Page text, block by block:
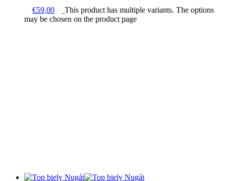
€59,00
This product has multiple variants. The options
may be chosen on the product page